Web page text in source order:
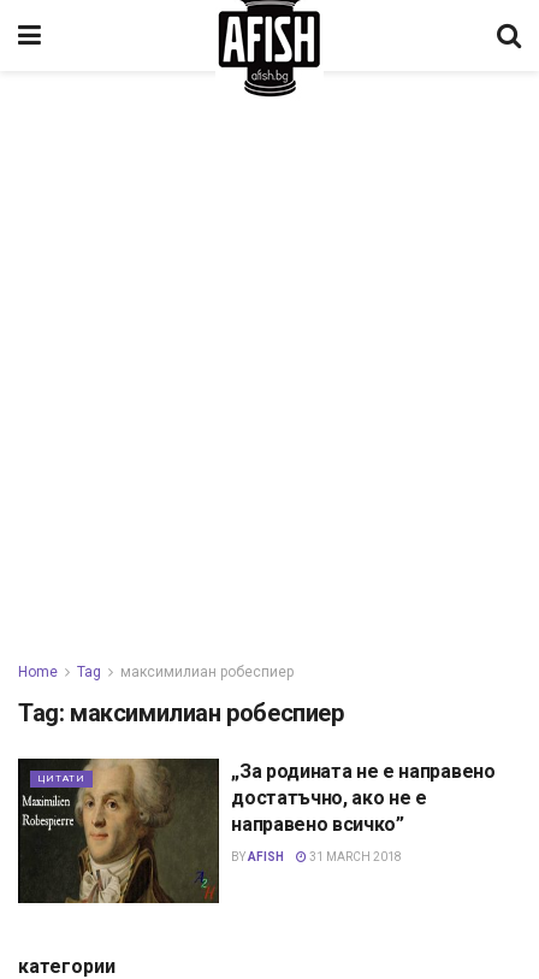
Home Tag максимилиан робеспиер
Tag: максимилиан робеспиер
ЦИТАТИ
„За родината не е направено
достатъчно, ако не е
направено всичко”
BYAFISH 31 MARCH 2018
категории